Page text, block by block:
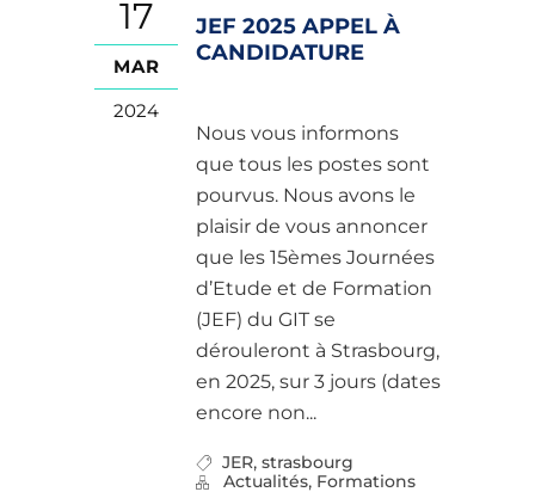
17
MAR
2024
JEF 2025 APPEL À
CANDIDATURE
Nous vous informons
que tous les postes sont
pourvus. Nous avons le
plaisir de vous annoncer
que les 15èmes Journées
d’Etude et de Formation
(JEF) du GIT se
dérouleront à Strasbourg,
en 2025, sur 3 jours (dates
encore non...
JER, strasbourg
Actualités, Formations